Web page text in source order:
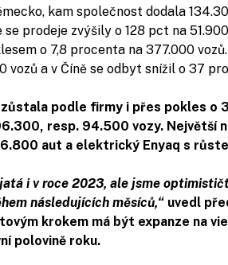
kam společnost dodala
se prodeje zvýšily o 128 pct na
o 7,8 procenta na 377.000
vozů a v Číně se odbyt snížil o 37
podle firmy i přes pokles o
resp. 94.500 vozy. Největší
aut a elektrický Enyaq s
i v roce 2023, ale jsme
následujících měsíců,“ uvedl
krokem má být expanze na
polovině roku.